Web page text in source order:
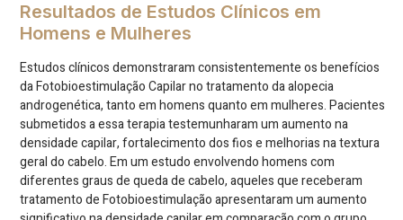
Resultados de Estudos Clínicos em
Homens e Mulheres
Estudos clínicos demonstraram consistentemente os benefícios
da Fotobioestimulação Capilar no tratamento da alopecia
androgenética, tanto em homens quanto em mulheres. Pacientes
submetidos a essa terapia testemunharam um aumento na
densidade capilar, fortalecimento dos fios e melhorias na textura
geral do cabelo. Em um estudo envolvendo homens com
diferentes graus de queda de cabelo, aqueles que receberam
tratamento de Fotobioestimulação apresentaram um aumento